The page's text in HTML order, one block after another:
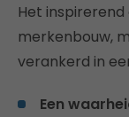
Het
merkenbouw,
verankerd in
Een